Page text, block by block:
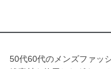
50代60代のメンズファッ